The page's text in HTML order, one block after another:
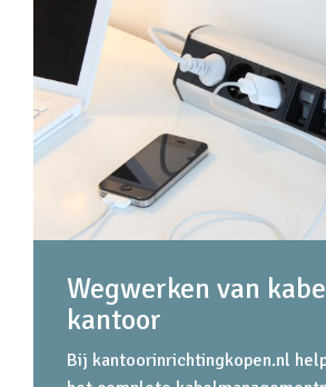
Wegwerken van
kantoor
Bij kantoorinrichtingkopen.nl